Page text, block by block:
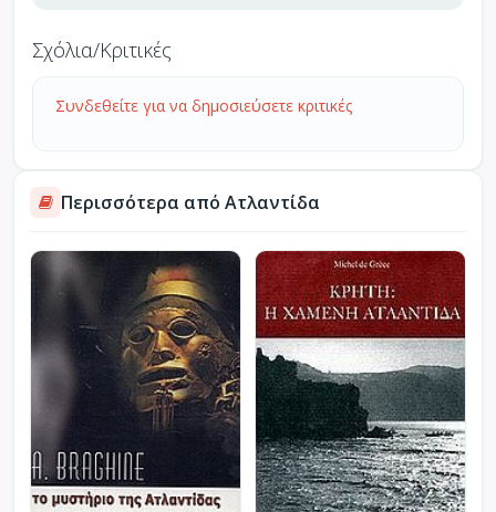
Σχόλια/Κριτικές
Συνδεθείτε για να δημοσιεύσετε κριτικές
Περισσότερα από Ατλαντίδα